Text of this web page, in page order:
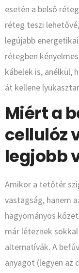
esetén a belső
réteg teszi
legújabb
rétegben
kábelek is, anélkül,
át kellene
Miért a
cellulóz
legjobb
Amikor a tetőtér
vastagság, hanem
hagyományos
már léteznek
alternatívák. A
anyagot (legyen az